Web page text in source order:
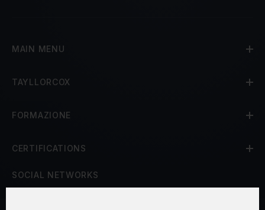
MAIN MENU
TAYLLORCOX
FORMAZIONE
CERTIFICATIONS
SOCIAL NETWORKS